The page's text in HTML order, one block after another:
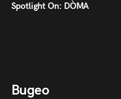
Spotlight On: DÒMA
Видео